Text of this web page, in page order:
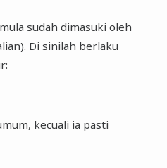
sudah dimasuki oleh
Di sinilah berlaku
kecuali ia pasti